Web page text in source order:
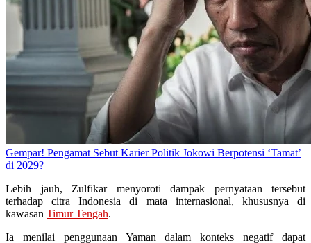
Gempar! Pengamat Sebut Karier Politik Jokowi Berpotensi ‘Tamat’
di 2029?
Lebih jauh, Zulfikar menyoroti dampak pernyataan tersebut
terhadap citra Indonesia di mata internasional, khususnya di
kawasan Timur Tengah.
Ia menilai penggunaan Yaman dalam konteks negatif dapat